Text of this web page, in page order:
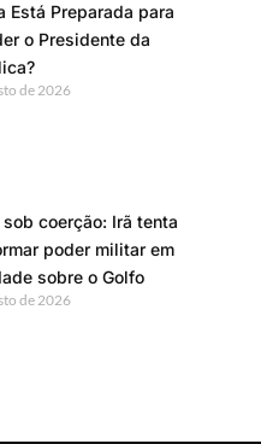
Está Preparada para
o Presidente da
de 2026
coerção: Irã tenta
poder militar em
sobre o Golfo
de 2026